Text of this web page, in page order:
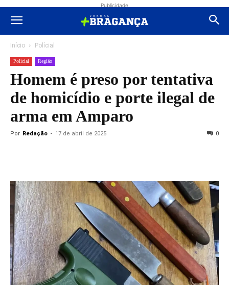
Publicidade
Início Polícial
Polícial Região
Homem é preso por tentativa
de homicídio e porte ilegal de
arma em Amparo
Por Redação - 17 de abril de 2025 0